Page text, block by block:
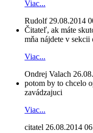
Viac...
Rudolf 29.08.2014
Čitateľ, ak máte
mňa nájdete v sekcii
Viac...
Ondrej Valach
potom by to chcelo
zavádzajuci
Viac...
citatel 26.08.2014